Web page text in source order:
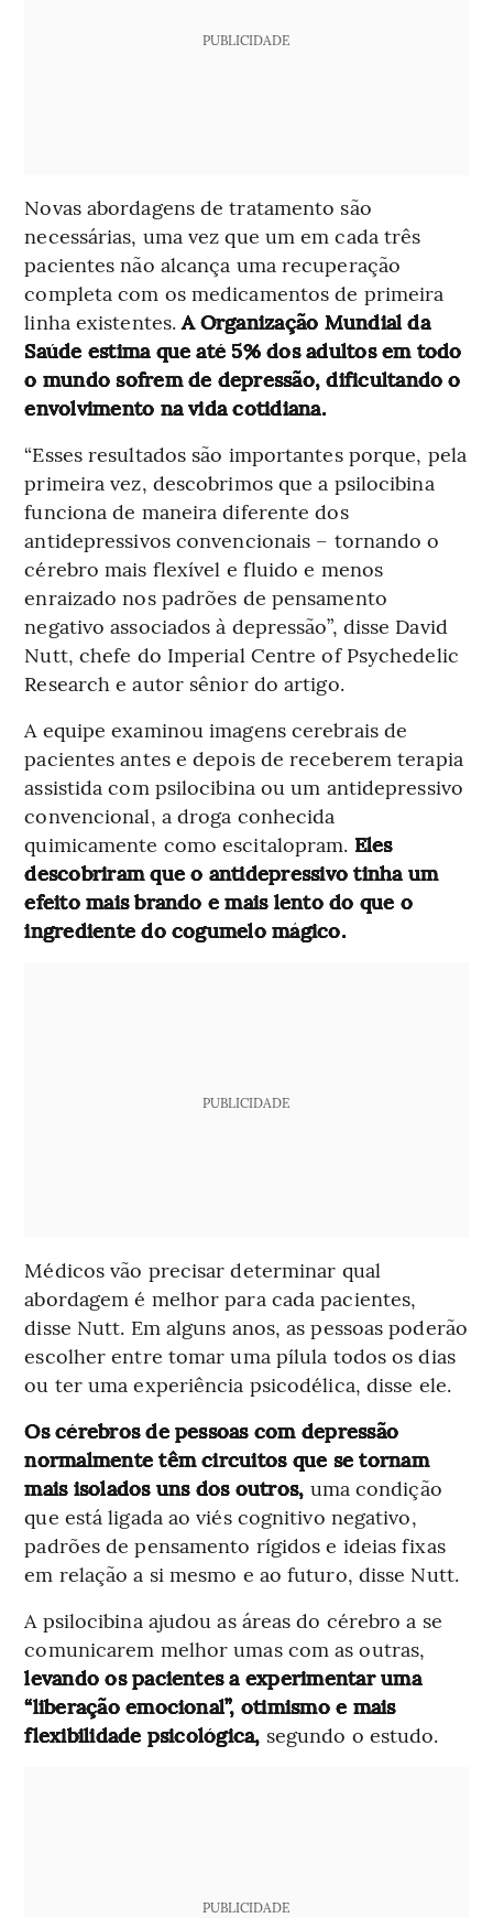
PUBLICIDADE
Novas abordagens de tratamento são
necessárias, uma vez que um em cada três
pacientes não alcança uma recuperação
completa com os medicamentos de primeira
linha existentes.A Organização Mundial da
Saúde estima que até 5% dos adultos em todo
o mundo sofrem de depressão, dificultando o
envolvimento na vida cotidiana.
“Esses resultados são importantes porque, pela
primeira vez, descobrimos que a psilocibina
funciona de maneira diferente dos
antidepressivos convencionais – tornando o
cérebro mais flexível e fluido e menos
enraizado nos padrões de pensamento
negativo associados à depressão”, disse David
Nutt, chefe do Imperial Centre of Psychedelic
Research e autor sênior do artigo.
A equipe examinou imagens cerebrais de
pacientes antes e depois de receberem terapia
assistida com psilocibina ou um antidepressivo
convencional, a droga conhecida
quimicamente como escitalopram. Eles
descobriram que o antidepressivo tinha um
efeito mais brando e mais lento do que o
ingrediente do cogumelo mágico.
PUBLICIDADE
Médicos vão precisar determinar qual
abordagem é melhor para cada pacientes,
disse Nutt. Em alguns anos, as pessoas poderão
escolher entre tomar uma pílula todos os dias
ou ter uma experiência psicodélica, disse ele.
Os cérebros de pessoas com depressão
normalmente têm circuitos que se tornam
mais isolados uns dos outros, uma condição
que está ligada ao viés cognitivo negativo,
padrões de pensamento rígidos e ideias fixas
em relação a si mesmo e ao futuro, disse Nutt.
A psilocibina ajudou as áreas do cérebro a se
comunicarem melhor umas com as outras,
levando os pacientes a experimentar uma
“liberação emocional”, otimismo e mais
flexibilidade psicológica, segundo o estudo.
PUBLICIDADE